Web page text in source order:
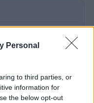
Personal
to third parties, or
information for
the below opt-out
a HÉV elavult